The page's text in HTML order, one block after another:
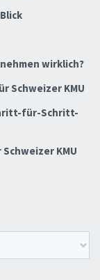
wirklich?
Schweizer KMU
für-Schritt-
KMU